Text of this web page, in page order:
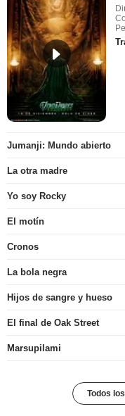
Jumanji: Mundo abierto
La otra madre
Yo soy Rocky
El motín
Cronos
La bola negra
Hijos de sangre y hueso
El final de Oak Street
Marsupilami
Todos